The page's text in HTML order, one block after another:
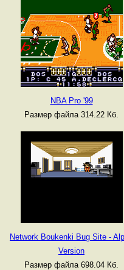
NBA Pro '99
Размер файла 314.22 Кб.
Network Boukenki Bug Site -
Version
Размер файла 698.04 Кб.